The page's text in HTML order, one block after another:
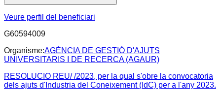
Veure perfil del beneficiari
G60594009
Organisme:AGÈNCIA DE GESTIÓ D'AJUTS
UNIVERSITARIS I DE RECERCA (AGAUR)
RESOLUCIO REU/ /2023, per la qual s'obre la convocatoria
dels ajuts d'Industria del Coneixement (IdC) per a l'any 2023.